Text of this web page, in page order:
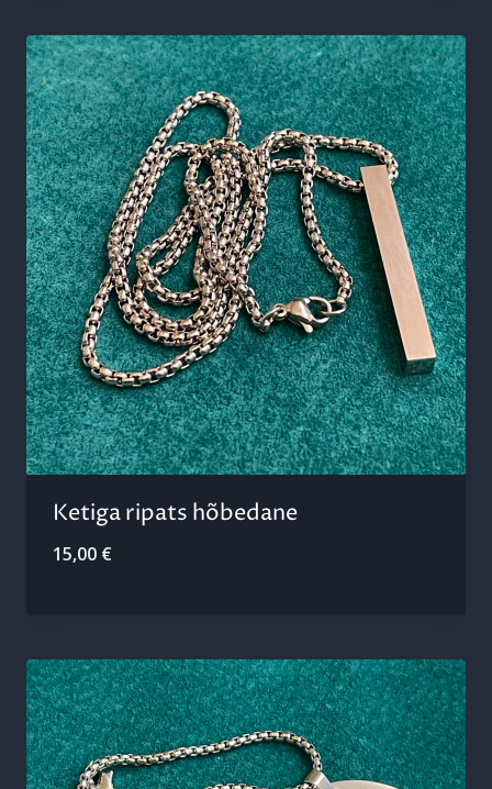
Ketiga ripats hõbedane
15,00 €